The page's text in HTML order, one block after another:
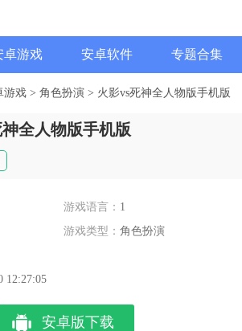
卓游戏 安卓软件 专题合集
游戏 > 角色扮演 > 火影vs死神全人物版手机版
全人物版手机版
游戏语言： 1
游戏类型：角色扮演
12:27:05
安卓版下载